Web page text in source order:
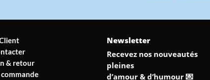
& retour
Newsletter
Recevez nos nouveautés
pleines
d’amour & d’humour 💌